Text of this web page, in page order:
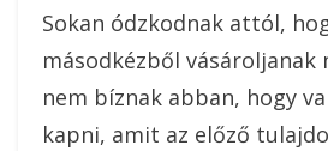
Sokan ódzkodnak attól,
másodkézből vásároljanak
nem bíznak abban, hogy
kapni, amit az előző